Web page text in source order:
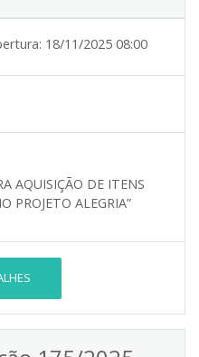
18/11/2025 08:00
AQUISIÇÃO DE ITENS
PROJETO ALEGRIA”